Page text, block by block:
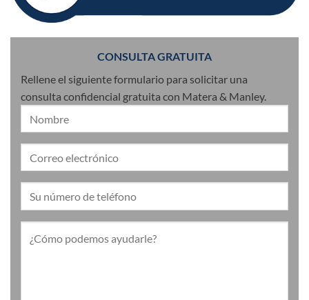
CONSULTA GRATUITA
Rellene el siguiente formulario para solicitar una
consulta confidencial gratuita con Matera & Manley.